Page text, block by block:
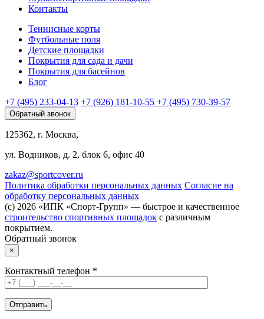
Контакты
Теннисные корты
Футбольные поля
Детские площадки
Покрытия для сада и дачи
Покрытия для басейнов
Блог
+7 (495) 233-04-13 +7 (926) 181-10-55 +7 (495) 730-39-57
Обратный звонок
125362, г. Москва,
ул. Водников, д. 2, блок 6, офис 40
zakaz@sportcover.ru
Политика обработки персональных данных Согласие на
обработку персональных данных
(c) 2026 «ИПК «Спорт-Групп» — быстрое и качественное
строительство спортивных площадок с различным
покрытием.
Обратный звонок
×
Контактный телефон *